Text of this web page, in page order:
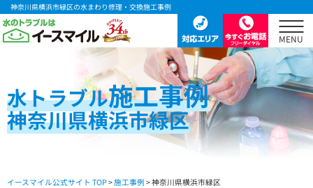
神奈川県横浜市緑区の水まわり修理・交換施工事例
水トラブル施工事例
神奈川県横浜市緑区
イースマイル公式サイト TOP>施工事例 > 神奈川県横浜市緑区